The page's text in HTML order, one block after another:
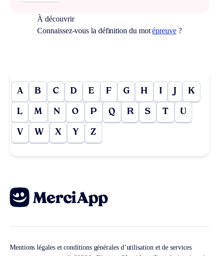
À découvrir
Connaissez-vous la définition du motépreuve?
A B C D E F G H I J K
L M N O P Q R S T U
V W X Y Z
Mentions légales et conditions générales d’utilisation et de services